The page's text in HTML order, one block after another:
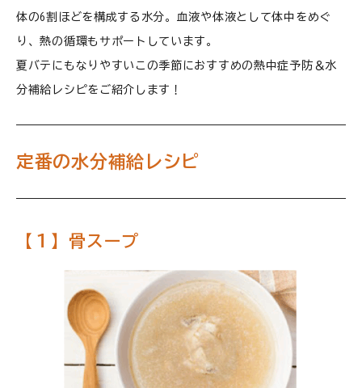
0120-40-1387
体の6割ほどを構成する水分。血液や体液として体中をめぐ
り、熱の循環もサポートしています。
夏バテにもなりやすいこの季節におすすめの熱中症予防＆水
分補給レシピをご紹介します！
定番の水分補給レシピ
【１】骨スープ